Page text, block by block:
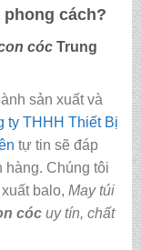
cách?
cóc Trung
sản xuất và
ty THHH Thiết Bị
tự tin sẽ đáp
hàng. Chúng tôi
balo, May túi
cóc uy tín, chất